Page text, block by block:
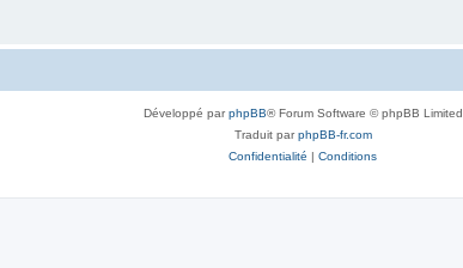
Développé parphpBB® Forum Software © phpBB Limited
Traduit parphpBB-fr.com
Confidentialité | Conditions